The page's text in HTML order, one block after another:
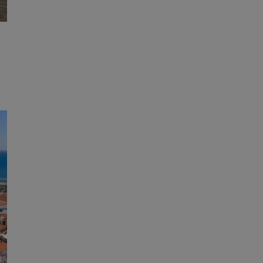
sesji.
i botów. Jest
na temat
to konieczne,
o zgodzie
Rejestruje
i ustawień
w kolejnych
musi ponownie
wygodę i